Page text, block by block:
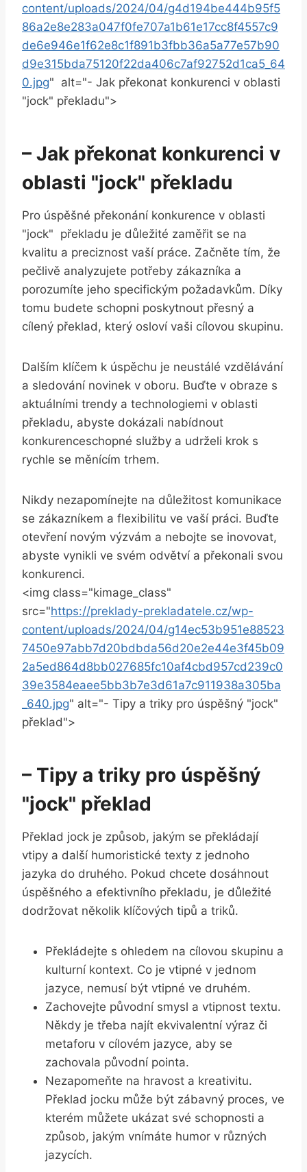
content/uploads/2024/04/g4d194be444b95f5
86a2e8e283a047f0fe707a1b61e17cc8f4557c9
de6e946e1f62e8c1f891b3fbb36a5a77e57b90
d9e315bda75120f22da406c7af92752d1ca5_64
0.jpg" ‌ alt="- Jak překonat konkurenci v oblasti​
"jock" překladu">
– Jak‍ překonat konkurenci ‍v
oblasti "jock" překladu
Pro úspěšné překonání konkurence v oblasti ⁢
"jock" ⁤ překladu je důležité ‌zaměřit se na
kvalitu a preciznost vaší práce. ⁣Začněte tím, že
pečlivě analyzujete potřeby zákazníka a
porozumíte jeho specifickým požadavkům. ⁣Díky​
tomu budete ‍schopni poskytnout⁣ přesný a
cílený ‍překlad, který osloví vaši cílovou ‌skupinu.
Dalším‍ klíčem k úspěchu ‍je neustálé vzdělávání
a sledování novinek v oboru. Buďte v obraze s⁢
aktuálními trendy a technologiemi v oblasti
překladu, abyste dokázali nabídnout‌
konkurenceschopné služby a udrželi krok s
rychle se měnícím trhem.
Nikdy​ nezapomínejte na důležitost komunikace
⁣se zákazníkem a flexibilitu ve vaší‍ práci. Buďte
‍otevření novým výzvám⁣ a nebojte se inovovat,
abyste vynikli ve svém⁤ odvětví a ‍překonali ⁢svou
konkurenci.
<img class="kimage_class"
src="https://preklady-prekladatele.cz/wp-
content/uploads/2024/04/g14ec53b951e88523
7450e97abb7d20bdbda56d20e2e44e3f45b09
2a5ed864d8bb027685fc10af4cbd957cd239c0
39e3584eaee5bb3b7e3d61a7c911938a305ba
_640.jpg" alt="- Tipy ⁣a triky⁢ pro⁣ úspěšný "jock"
překlad">
– Tipy a​ triky pro ​úspěšný
"jock" překlad
Překlad jock je ⁣způsob, ⁢jakým se překládají
vtipy a další humoristické texty z jednoho
jazyka do druhého. Pokud chcete ⁣dosáhnout
úspěšného⁤ a efektivního ‍překladu, je ‌důležité
dodržovat několik klíčových tipů a⁤ triků.
Překládejte s ohledem na cílovou skupinu ⁣a
⁢kulturní kontext. Co je⁤ vtipné v jednom
jazyce, nemusí být vtipné ve druhém.
Zachovejte původní smysl a vtipnost textu.
Někdy je třeba ⁣najít ekvivalentní výraz či‍
metaforu ‌v cílovém jazyce, aby⁣ se
zachovala ⁣původní pointa.
Nezapomeňte na hravost a‍ kreativitu.
Překlad jocku může být zábavný‌ proces, ve
kterém⁢ můžete ukázat své schopnosti ⁤a
‌způsob, jakým vnímáte humor‍ v různých ​
jazycích.